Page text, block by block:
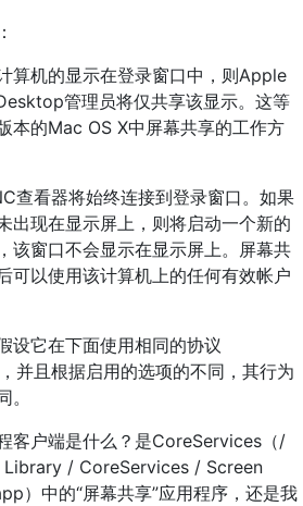
算机的显示在登录窗口中，则Apple
管理员将仅共享该显示。这等
本的Mac OS X中屏幕共享的工作方
查看器将始终连接到登录窗口。如果
出现在显示屏上，则将启动一个新的
该窗口不会显示在显示屏上。屏幕共
可以使用该计算机上的任何有效帐户
设它在下面使用相同的协议
，并且根据启用的选项的不同，其行为
。
客户端是什么？是CoreServices（/
/ CoreServices / Screen
）中的“屏幕共享”应用程序，还是我